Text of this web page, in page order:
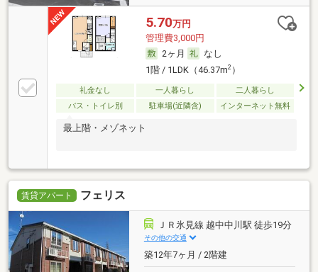
5.70万円
管理費3,000円
2ヶ月
なし
1階 / 1LDK（46.37m2）
礼金なし 一人暮らし
二人暮らし
バス・トイレ別
駐車場(近隣含) インターネット無料
最上階・メゾネット
賃貸アパート フェリス
ＪＲ氷見線 越中中川駅 徒歩19分
その他の交通
築12年7ヶ月 / 2階建